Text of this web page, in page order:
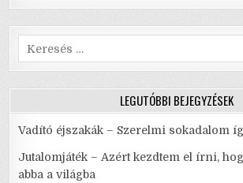
Search
for:
LEGUTÓBBI BEJEGYZÉSEK
Vadító éjszakák – Szerelmi sokadalom
Jutalomjáték – Azért kezdtem el írni,
abba a világba